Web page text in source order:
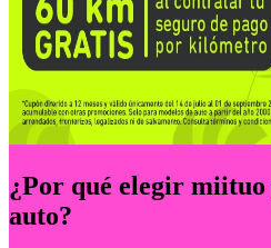
¿Por qué elegir miituo
auto?